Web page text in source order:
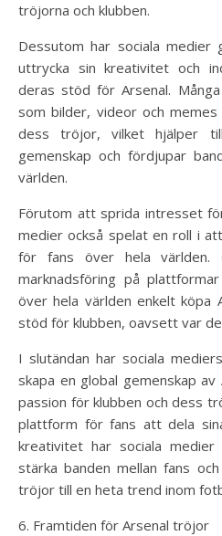
tröjorna och klubben.
Dessutom har sociala
uttrycka sin kreativitet och
deras stöd för Arsenal.
som bilder, videor och
dess tröjor, vilket hjälper
gemenskap och fördjupar
världen.
Förutom att sprida intresset
medier också spelat en roll i
för fans över hela världen.
marknadsföring på
över hela världen enkelt köpa
stöd för klubben, oavsett var
I slutändan har sociala
skapa en global gemenskap
passion för klubben och dess
plattform för fans att dela
kreativitet har sociala
stärka banden mellan fans
tröjor till en heta trend inom
6. Framtiden för Arsenal tröjor